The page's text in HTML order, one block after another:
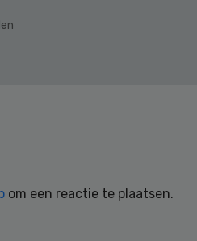
om een reactie te plaatsen.